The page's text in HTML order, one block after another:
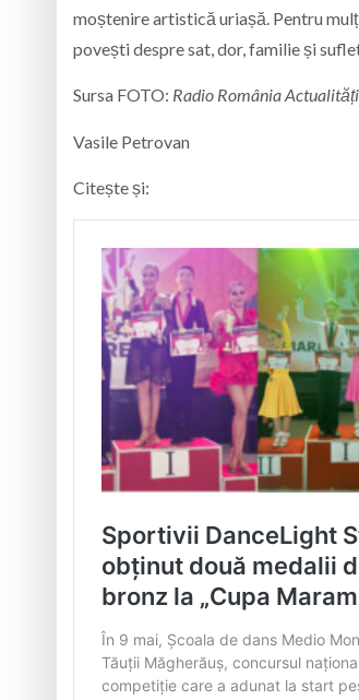
moștenire artistică uriașă. Pentru
povești despre sat, dor, familie și
Sursa FOTO: Radio România Actualități
Vasile Petrovan
Citește și: